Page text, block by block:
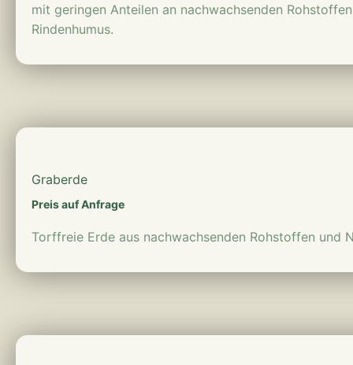
mit geringen Anteilen an nachwachsenden
Rindenhumus.
Graberde
Preis auf Anfrage
Torffreie Erde aus nachwachsenden Rohstoffen und